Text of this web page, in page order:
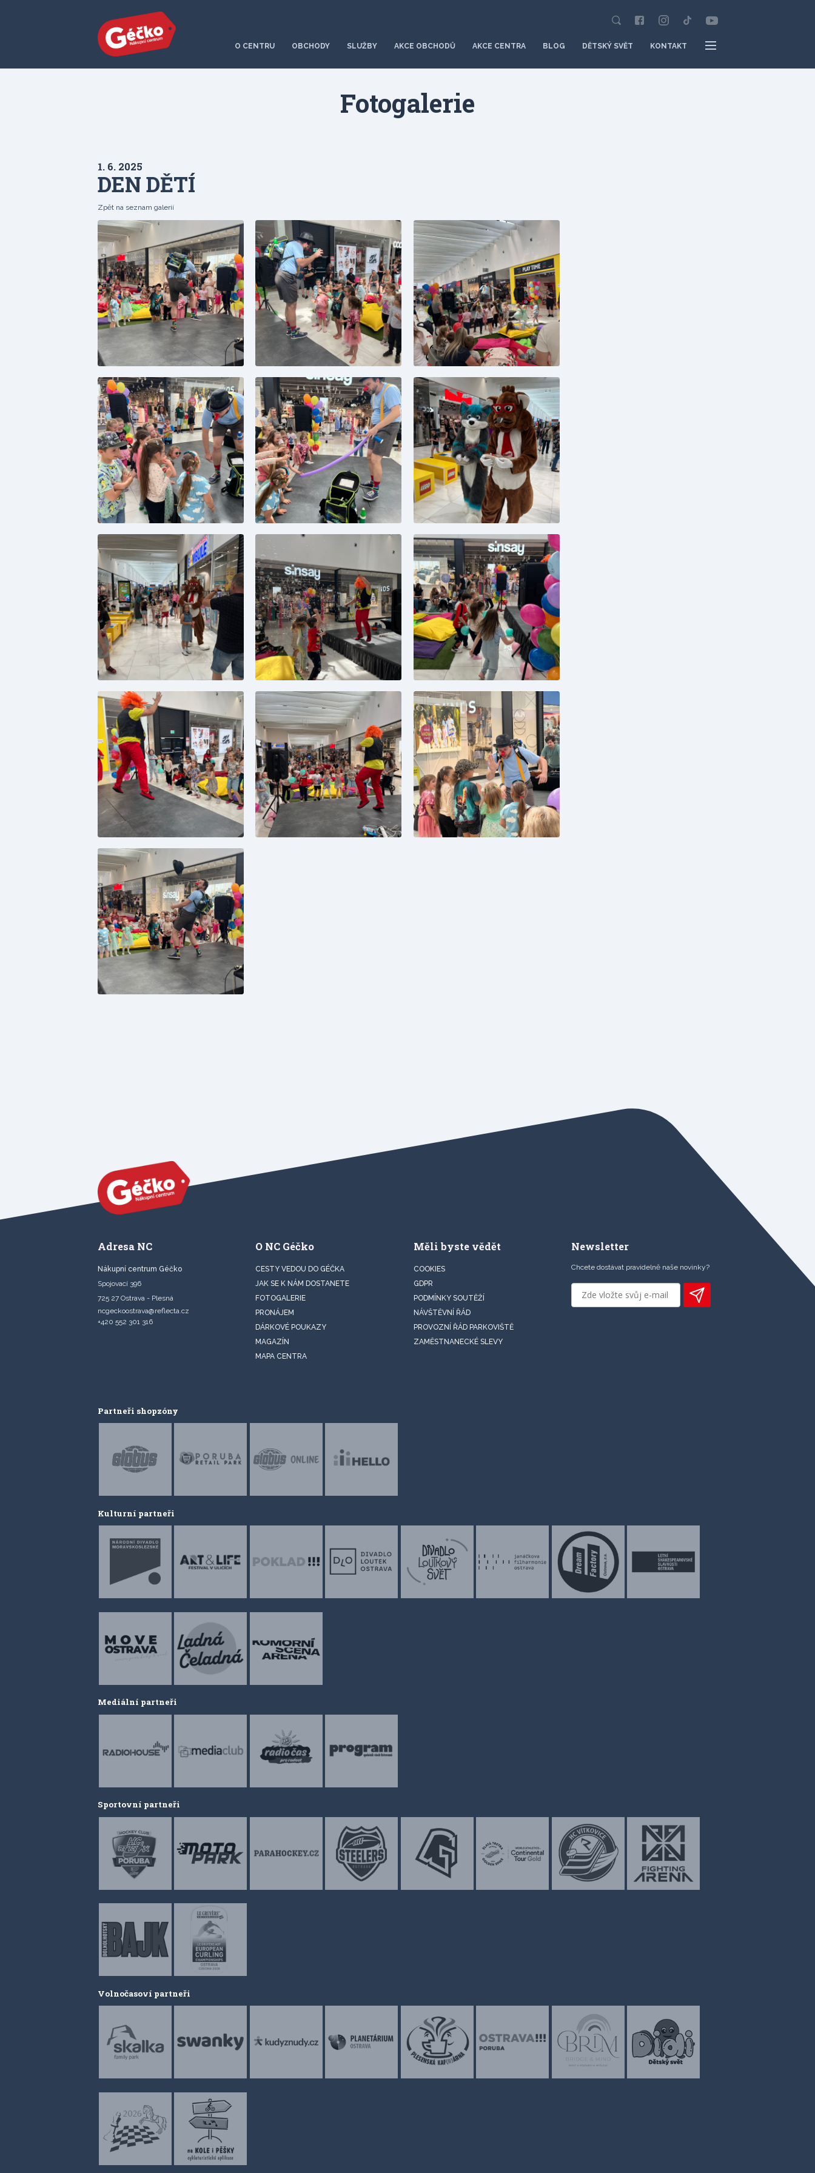
O CENTRU OBCHODY SLUŽBY AKCE OBCHODŮ AKCE CENTRA BLOG DĚTSKÝ SVĚT KONTAKT
Fotogalerie
1. 6. 2025
DEN DĚTÍ
Zpět na seznam galerií
Adresa NC
Nákupní centrum Géčko
Spojovací 396
725 27 Ostrava - Plesná
ncgeckoostrava@reflecta.cz
+420 552 301 316
O NC Géčko
CESTY VEDOU DO GÉČKA
JAK SE K NÁM DOSTANETE
FOTOGALERIE
PRONÁJEM
DÁRKOVÉ POUKAZY
MAGAZÍN
MAPA CENTRA
Měli byste vědět
COOKIES
GDPR
PODMÍNKY SOUTĚŽÍ
NÁVŠTĚVNÍ ŘÁD
PROVOZNÍ ŘÁD PARKOVIŠTĚ
ZAMĚSTNANECKÉ SLEVY
Newsletter
Chcete dostávat pravidelně naše novinky?
Partneři shopzóny
Kulturní partneři
Mediální partneři
Sportovní partneři
Volnočasoví partneři